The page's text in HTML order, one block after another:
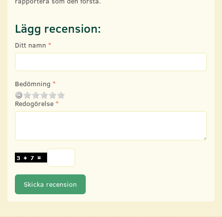
Lägg recension:
Ditt namn
Bedömning
Redogörelse
Skicka recension